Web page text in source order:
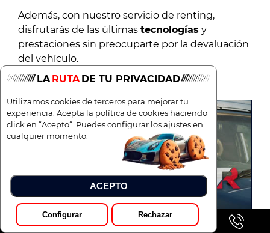
Además, con nuestro servicio de renting,
disfrutarás de las últimas tecnologías y
prestaciones sin preocuparte por la devaluación
del vehículo.
Pedir Presupuesto
LA RUTA DE TU PRIVACIDAD
Utilizamos cookies de terceros para mejorar tu
experiencia. Acepta la política de cookies haciendo
click en “Acepto“. Puedes configurar los ajustes en
cualquier momento.
ACEPTO
Configurar Rechazar